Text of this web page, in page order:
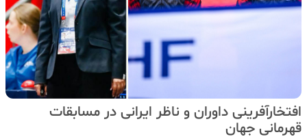
افتخارآفرینی داوران و ناظر ایرانی در مسابقات
قهرمانی جهان